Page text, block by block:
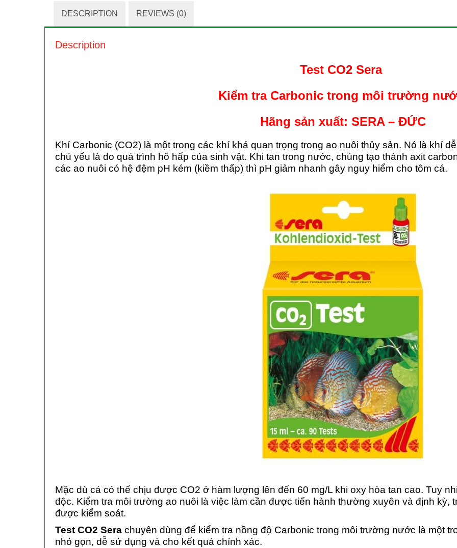
DESCRIPTION REVIEWS (0)
Description
Test CO2 Sera
Kiểm tra Carbonic trong môi trường
Hãng sản xuất: SERA – ĐỨC
Khí Carbonic (CO2) là một trong các khí khá quan trọng trong ao nuôi thủy sản. Nó là khí
chủ yếu là do quá trình hô hấp của sinh vật. Khi tan trong nước, chúng tạo thành axit
các ao nuôi có hệ đệm pH kém (kiềm thấp) thì pH giảm nhanh gây nguy hiểm cho tôm cá.
Mặc dù cá có thể chịu được CO2 ở hàm lượng lên đến 60 mg/L khi oxy hòa tan cao. Tuy
độc. Kiểm tra môi trường ao nuôi là việc làm cần được tiến hành thường xuyên và định kỳ,
được kiểm soát.
Test CO2 Sera chuyên dùng để kiểm tra nồng độ Carbonic trong môi trường nước là một
nhỏ gọn, dễ sử dụng và cho kết quả chính xác.